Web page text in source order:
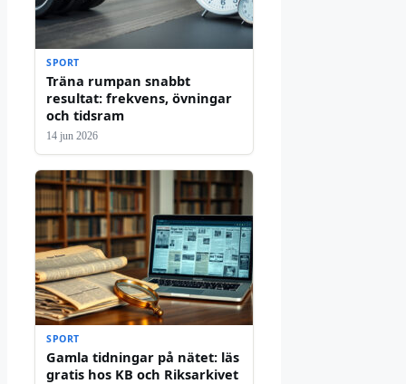
SPORT
Träna rumpan snabbt
resultat: frekvens, övningar
och tidsram
14 jun 2026
SPORT
Gamla tidningar på nätet: läs
gratis hos KB och Riksarkivet